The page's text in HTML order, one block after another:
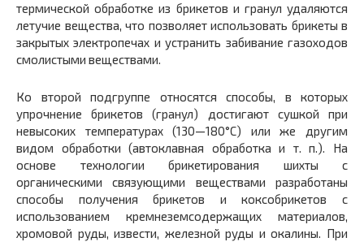
термической обработке из брикетов и гранул удаляются
летучие вещества, что позволяет использовать брикеты в
закрытых электропечах и устранить забивание газоходов
смолистыми веществами.
Ко второй подгруппе относятся способы, в которых
упрочнение брикетов (гранул) достигают сушкой при
невысоких температурах (130—180°С) или же другим
видом обработки (автоклавная обработка и т. п.). На
основе технологии брикетирования шихты с
органическими связующими веществами разработаны
способы получения брикетов и коксобрикетов с
использованием кремнеземсодержащих материалов,
хромовой руды, извести, железной руды и окалины. При